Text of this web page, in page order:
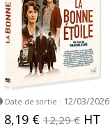
Date de sortie : 12/03/2026
8,19 €12,29 €HT